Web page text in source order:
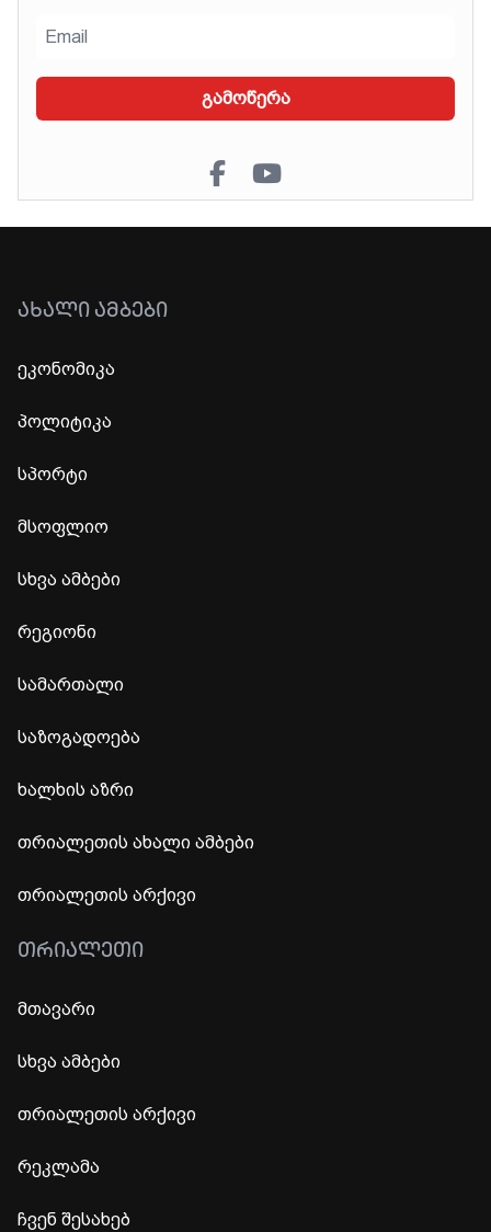
გამოწერა
ᲐᲮᲐᲚᲘ ᲐᲛᲑᲔᲑᲘ
ეკონომიკა
პოლიტიკა
სპორტი
მსოფლიო
სხვა ამბები
რეგიონი
სამართალი
საზოგადოება
ხალხის აზრი
თრიალეთის ახალი ამბები
თრიალეთის არქივი
ᲗᲠᲘᲐᲚᲔᲗᲘ
მთავარი
სხვა ამბები
თრიალეთის არქივი
რეკლამა
ჩვენ შესახებ